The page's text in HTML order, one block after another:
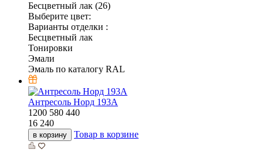
Бесцветный лак (26)
Выберите цвет:
Варианты отделки :
Бесцветный лак
Тонировки
Эмали
Эмаль по каталогу RAL
Антресоль Норд 193А
1200 580 440
16 240
в корзину Товар в корзине